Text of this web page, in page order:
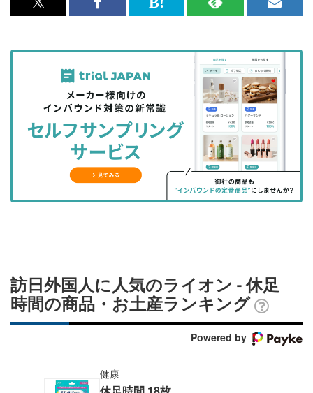
x<br>
記
を
シ
ェ
る
Facebook<br>
記
事
を
シ
ェ
ア
す
る
は
な
ッ
ク
マ
に
RSS
記
事
を
購
読
す
る
メ
マ
ガ
登
録
す
る
訪日外国人に人気のライオン - 休足
時間の商品・お土産ランキング
Powered by
健康